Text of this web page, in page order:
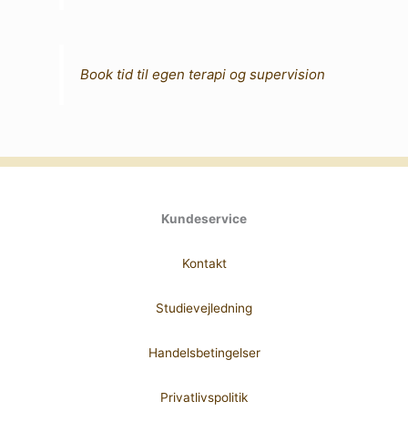
Book tid til egen terapi og supervision
Kundeservice
Kontakt
Studievejledning
Handelsbetingelser
Privatlivspolitik